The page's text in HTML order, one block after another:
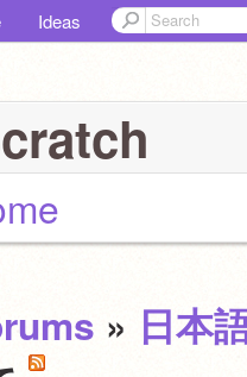
Ideas
» 日本